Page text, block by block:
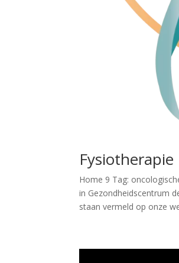
Fysiotherapie
Home 9 Tag:
in Gezondheidscentrum
staan vermeld op onze